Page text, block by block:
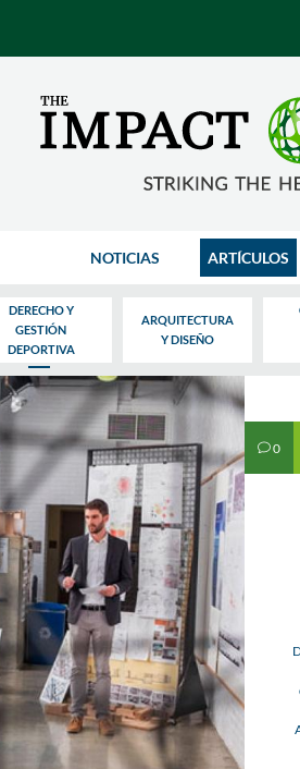
NOTICIAS ARTÍCULOS
DERECHO Y
GESTIÓN
DEPORTIVA
ARQUITECTURA
Y DISEÑO
v0